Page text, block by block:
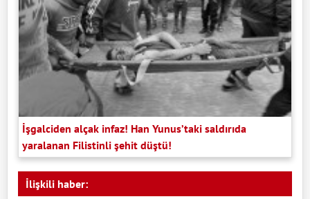
İşgalciden alçak infaz! Han Yunus’taki saldırıda
yaralanan Filistinli şehit düştü!
İlişkili haber: